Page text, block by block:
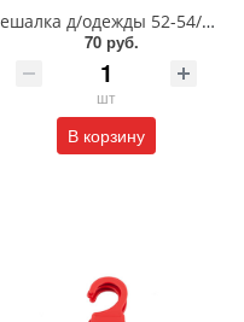
Вешалка д/одежды 52-54/Облегч/093/БП
70 руб.
шт
В корзину